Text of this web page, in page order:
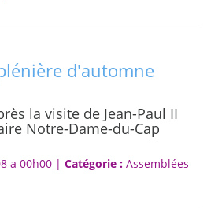
d'automne
la visite de Jean-Paul II
Notre-Dame-du-Cap
a 00h00 | Catégorie : Assemblées